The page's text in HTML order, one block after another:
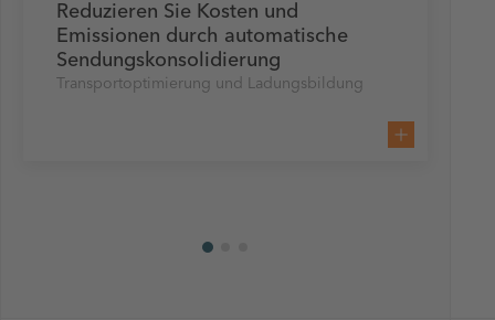
Reduzieren Sie Kosten und
Emissionen durch automatische
Sendungskonsolidierung
Transportoptimierung und Ladungsbildung